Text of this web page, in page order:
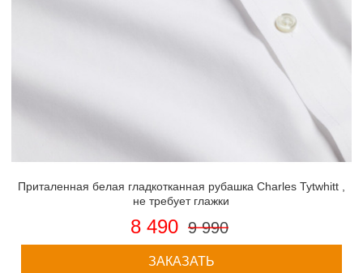
Приталенная белая гладкотканная рубашка Charles Tytwhitt ,
не требует глажки
8 490 9 990
ЗАКАЗАТЬ